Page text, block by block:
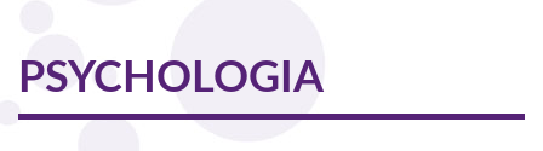
PSYCHOLOGIA